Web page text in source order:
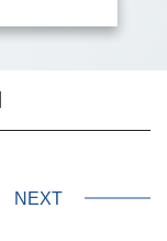
NEXT